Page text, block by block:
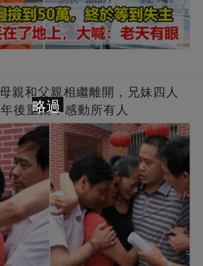
親和父親相繼離開，兄妹四人
後重聚，感動所有人
略過